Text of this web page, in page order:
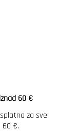
60 €
za sve
60 €.